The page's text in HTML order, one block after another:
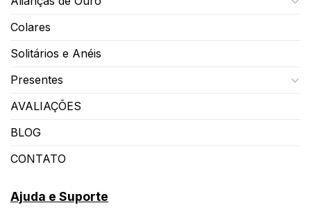
Colares
Solitários e Anéis
Presentes
AVALIAÇÕES
BLOG
CONTATO
Ajuda e Suporte